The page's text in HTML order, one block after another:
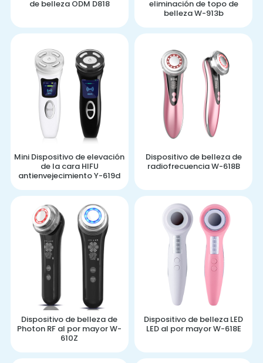
de belleza ODM D818
eliminación de topo de
belleza W-913b
Mini Dispositivo de elevación
de la cara HIFU
antienvejecimiento Y-619d
Dispositivo de belleza de
radiofrecuencia W-618B
Dispositivo de belleza de
Photon RF al por mayor W-
610Z
Dispositivo de belleza LED
LED al por mayor W-618E